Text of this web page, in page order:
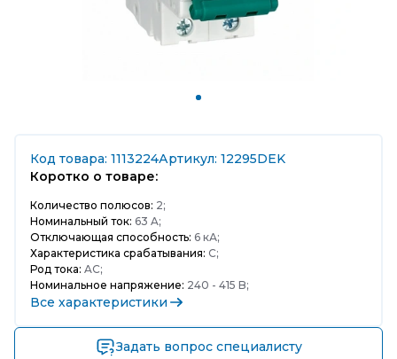
Код товара: 1113224Артикул: 12295DEK
Коротко о товаре:
Количество полюсов: 2;
Номинальный ток: 63 A;
Отключающая способность: 6 кА;
Характеристика срабатывания: C;
Род тока: AC;
Номинальное напряжение: 240 - 415 B;
Все характеристики
Задать вопрос специалисту